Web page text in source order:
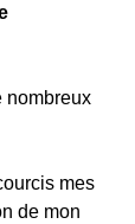
nombreux
mes
de mon